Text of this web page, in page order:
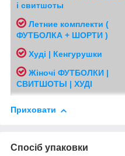
і свитшоты
Летние комплекти (
ФУТБОЛКА + ШОРТИ )
Худі | Кенгурушки
Жіночі ФУТБОЛКИ |
СВИТШОТЫ | ХУДІ
Приховати
Спосіб упаковки